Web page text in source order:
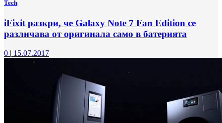
Tech
iFixit разкри, че Galaxy Note 7 Fan Edition се
различава от оригинала само в батерията
0 | 15.07.2017